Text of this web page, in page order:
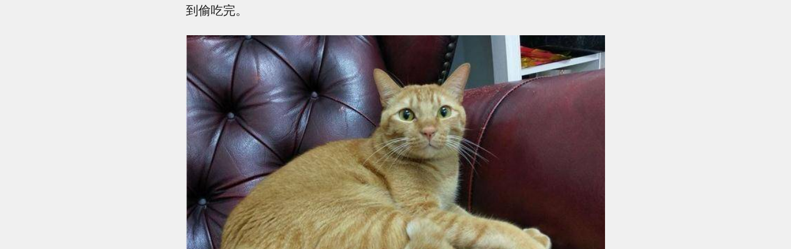
到偷吃完。